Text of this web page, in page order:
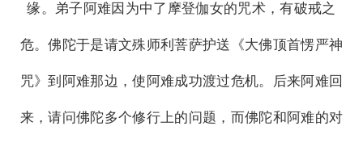
缘。弟子阿难因为中了摩登伽女的咒术，有破戒之
危。佛陀于是请文殊师利菩萨护送《大佛顶首愣严神
咒》到阿难那边，使阿难成功渡过危机。后来阿难回
来，请问佛陀多个修行上的问题，而佛陀和阿难的对